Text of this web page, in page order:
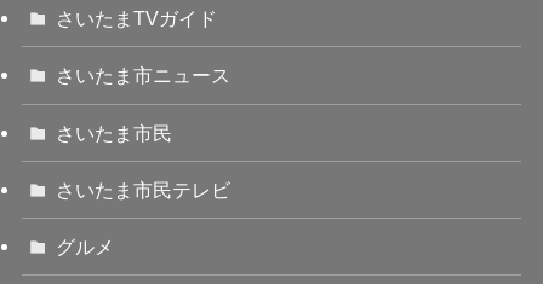
さいたまTVガイド
さいたま市ニュース
さいたま市民
さいたま市民テレビ
グルメ